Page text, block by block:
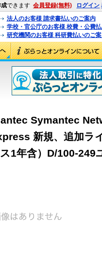
できます 会員登録(無料) ログイン
法人のお客様 請求書払いのご案内
学校・官公庁のお客様 校費・公費
研究機関のお客様 科研費払いのご
Symantec
新規、追加ラ
1年含）D/100-249